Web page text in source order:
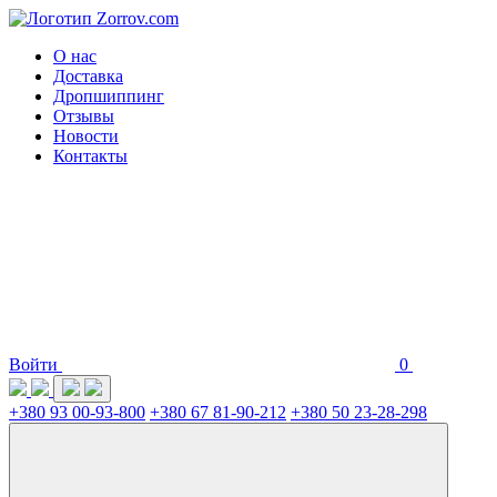
О нас
Доставка
Дропшиппинг
Отзывы
Новости
Контакты
Войти 0
+380 93 00-93-800 +380 67 81-90-212 +380 50 23-28-298